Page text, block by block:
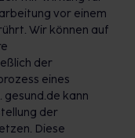
vor einem
Wir können auf
der
eines
kann
der
Diese